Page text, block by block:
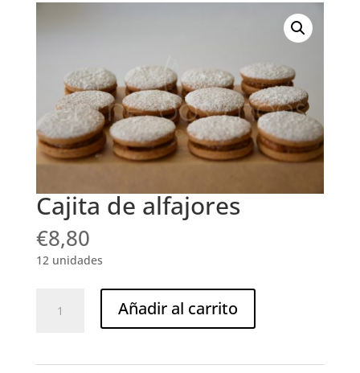
Cajita de alfajores
€8,80
12 unidades
Añadir al carrito